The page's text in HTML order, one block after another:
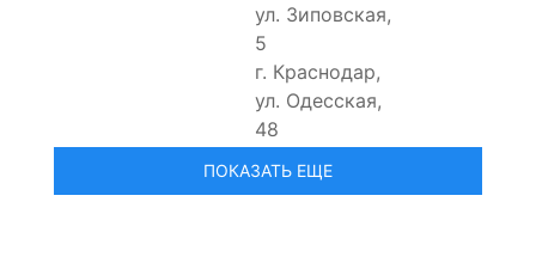
ул. Зиповская,
5
г. Краснодар,
ул. Одесская,
48